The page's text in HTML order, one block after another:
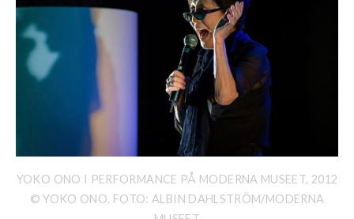
YOKO ONO I PERFORMANCE PÅ MODERNA MUSEET, 2012
© YOKO ONO. FOTO: ALBIN DAHLSTRÖM/MODERNA